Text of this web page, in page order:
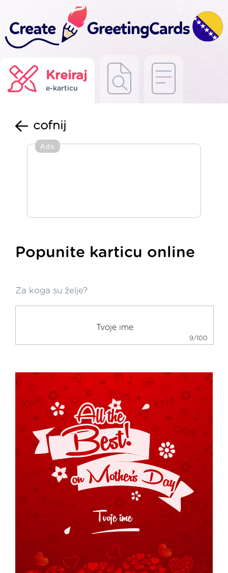
Kreiraj
e-karticu
cofnij
Ads
Popunite karticu online
Za koga su želje?
9/100